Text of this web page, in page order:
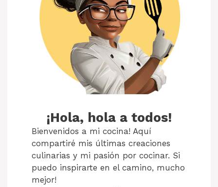
¡Hola, hola a todos!
Bienvenidos a mi cocina! Aquí
compartiré mis últimas creaciones
culinarias y mi pasión por cocinar. Si
puedo inspirarte en el camino, mucho
mejor!